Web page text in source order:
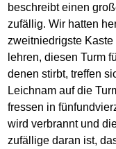
beschreibt einen
zufällig. Wir hatten
zweitniedrigste
lehren, diesen Turm
denen stirbt, treffen
Leichnam auf die
fressen in
wird verbrannt und
zufällige daran ist,